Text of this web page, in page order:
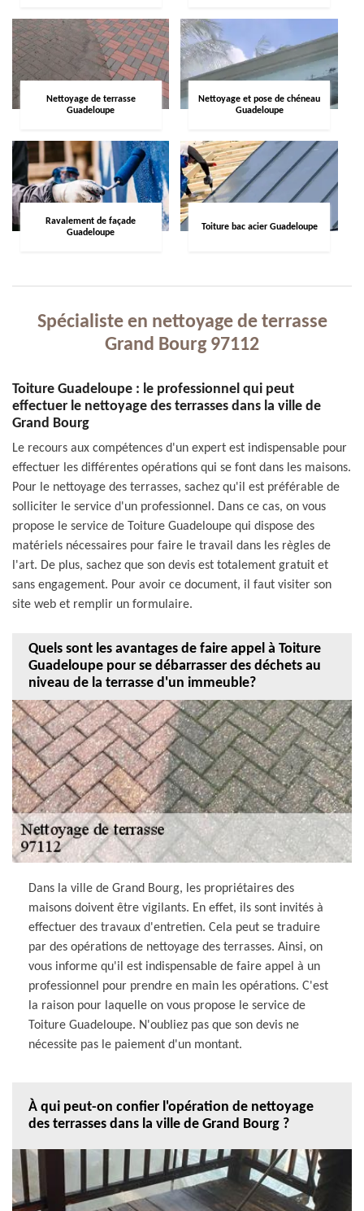
Nettoyage de terrasse
Guadeloupe
Nettoyage et pose de chéneau
Guadeloupe
Ravalement de façade
Guadeloupe
Toiture bac acier Guadeloupe
Spécialiste en nettoyage de terrasse
Grand Bourg 97112
Toiture Guadeloupe : le professionnel qui peut
effectuer le nettoyage des terrasses dans la ville de
Grand Bourg
Le recours aux compétences d'un expert est indispensable pour
effectuer les différentes opérations qui se font dans les maisons.
Pour le nettoyage des terrasses, sachez qu'il est préférable de
solliciter le service d'un professionnel. Dans ce cas, on vous
propose le service de Toiture Guadeloupe qui dispose des
matériels nécessaires pour faire le travail dans les règles de
l'art. De plus, sachez que son devis est totalement gratuit et
sans engagement. Pour avoir ce document, il faut visiter son
site web et remplir un formulaire.
Quels sont les avantages de faire appel à Toiture
Guadeloupe pour se débarrasser des déchets au
niveau de la terrasse d'un immeuble?
Dans la ville de Grand Bourg, les propriétaires des
maisons doivent être vigilants. En effet, ils sont invités à
effectuer des travaux d'entretien. Cela peut se traduire
par des opérations de nettoyage des terrasses. Ainsi, on
vous informe qu'il est indispensable de faire appel à un
professionnel pour prendre en main les opérations. C'est
la raison pour laquelle on vous propose le service de
Toiture Guadeloupe. N'oubliez pas que son devis ne
nécessite pas le paiement d'un montant.
À qui peut-on confier l'opération de nettoyage
des terrasses dans la ville de Grand Bourg ?